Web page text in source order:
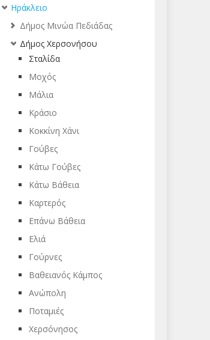
Ηράκλειο
Δήμος Μινώα Πεδιάδας
Δήμος Χερσονήσου
Σταλίδα
Μοχός
Μάλια
Κράσιο
Κοκκίνη Χάνι
Γούβες
Κάτω Γούβες
Κάτω Βάθεια
Καρτερός
Επάνω Βάθεια
Ελιά
Γούρνες
Βαθειανός Κάμπος
Ανώπολη
Ποταμιές
Χερσόνησος